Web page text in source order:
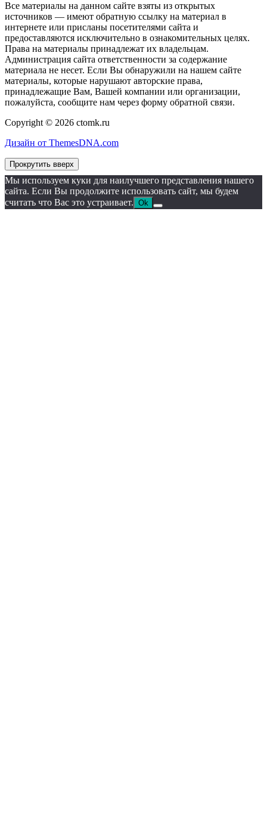
Все материалы на данном сайте взяты из открытых
источников — имеют обратную ссылку на материал в
интернете или присланы посетителями сайта и
предоставляются исключительно в ознакомительных целях.
Права на материалы принадлежат их владельцам.
Администрация сайта ответственности за содержание
материала не несет. Если Вы обнаружили на нашем сайте
материалы, которые нарушают авторские права,
принадлежащие Вам, Вашей компании или организации,
пожалуйста, сообщите нам через форму обратной связи.
Copyright © 2026 ctomk.ru
Дизайн от ThemesDNA.com
Прокрутить вверх
Мы используем куки для наилучшего представления нашего
сайта. Если Вы продолжите использовать сайт, мы будем
считать что Вас это устраивает. Ok